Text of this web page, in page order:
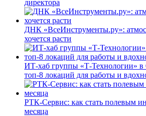
директора
ДНК «ВсеИнструменты.ру»:
хочется расти
ИТ-хаб группы «Т-Технологии» в
топ-8 локаций для работы и
РТК-Сервис: как стать полевым
месяца